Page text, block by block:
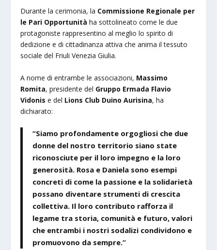
Durante la cerimonia, la Commissione Regionale per
le Pari Opportunità ha sottolineato come le due
protagoniste rappresentino al meglio lo spirito di
dedizione e di cittadinanza attiva che anima il tessuto
sociale del Friuli Venezia Giulia.
A nome di entrambe le associazioni, Massimo
Romita, presidente del Gruppo Ermada Flavio
Vidonis e del Lions Club Duino Aurisina, ha
dichiarato:
“Siamo profondamente orgogliosi che due
donne del nostro territorio siano state
riconosciute per il loro impegno e la loro
generosità. Rosa e Daniela sono esempi
concreti di come la passione e la solidarietà
possano diventare strumenti di crescita
collettiva. Il loro contributo rafforza il
legame tra storia, comunità e futuro, valori
che entrambi i nostri sodalizi condividono e
promuovono da sempre.”